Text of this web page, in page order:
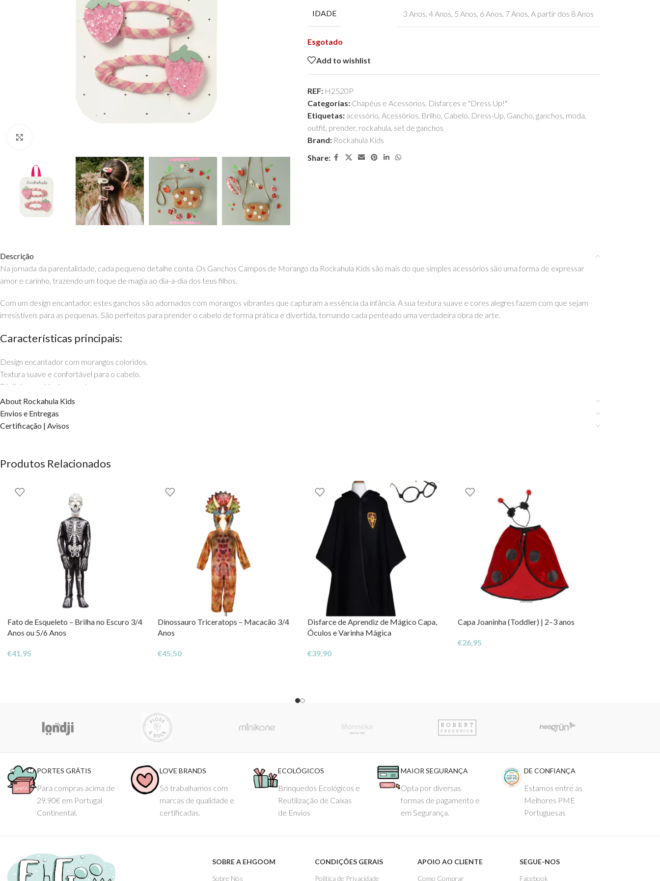
IDADE 3 Anos 4 Anos 5 Anos 6 Anos 7 Anos A partir dos 8 Anos
Esgotado
Add to wishlist
REF: H2520P
Categorias: Chapéus e Acessórios, Disfarces e "Dress Up!"
Etiquetas: acessório, Acessórios, Brilho, Cabelo, Dress-Up, Gancho, ganchos, moda,
outfit, prender, rockahula, set de ganchos
Brand: Rockahula Kids
Share:
Descrição
Na jornada da parentalidade, cada pequeno detalhe conta. Os Ganchos Campos de Morango da Rockahula Kids são mais do que simples acessórios são uma forma de expressar
amor e carinho, trazendo um toque de magia ao dia-a-dia dos teus filhos.
Com um design encantador, estes ganchos são adornados com morangos vibrantes que capturam a essência da infância. A sua textura suave e cores alegres fazem com que sejam
irresistíveis para as pequenas. São perfeitos para prender o cabelo de forma prática e divertida, tornando cada penteado uma verdadeira obra de arte.
Características principais:
Design encantador com morangos coloridos.
Textura suave e confortável para o cabelo.
Fácil de usar, ideal para crianças.
Com os Ganchos Campos de Morango, cada dia é uma nova aventura repleta de estilo e alegria. Podes encontrar este e outros artigos incríveis da Rockahula Kids aqui na EhGoom.
Rockahula Kids
About Rockahula Kids
Envios e Entregas
Certificação | Avisos
Produtos Relacionados
Fato de Esqueleto – Brilha no Escuro 3/4
Anos ou 5/6 Anos
€41,95
Dinossauro Triceratops – Macacão 3/4
Anos
€45,50
Disfarce de Aprendiz de Mágico Capa,
Óculos e Varinha Mágica
€39,90
Capa Joaninha (Toddler) | 2–3 anos
€26,95
PORTES GRÁTIS
Para compras acima de
29.90€ em Portugal
Continental.
LOVE BRANDS
Só trabalhamos com
marcas de qualidade e
certificadas.
ECOLÓGICOS
Brinquedos Ecológicos e
Reutilização de Caixas
de Envios
MAIOR SEGURANÇA
Opta por diversas
formas de pagamento e
em Segurança.
DE CONFIANÇA
Estamos entre as
Melhores PME
Portuguesas
SOBRE A EHGOOM
Sobre Nós
CONDIÇÕES GERAIS
Politica de Privacidade
APOIO AO CLIENTE
Como Comprar
SEGUE-NOS
Facebook